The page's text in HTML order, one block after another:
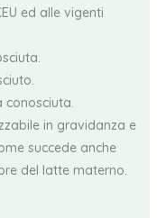
ed alle vigenti
conosciuta.
in gravidanza e
succede anche
del latte materno.